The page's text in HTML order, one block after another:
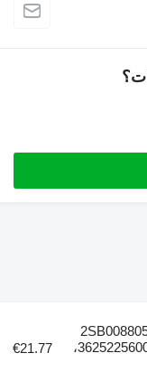
36252256004 36.25225-6004،
€21.77